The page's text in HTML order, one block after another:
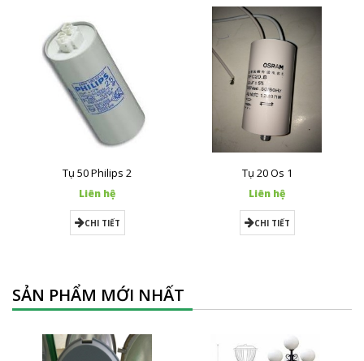
Tụ 50 Philips 2
Liên hệ
CHI TIẾT
Tụ 20 Os 1
Liên hệ
CHI TIẾT
SẢN PHẨM MỚI NHẤT